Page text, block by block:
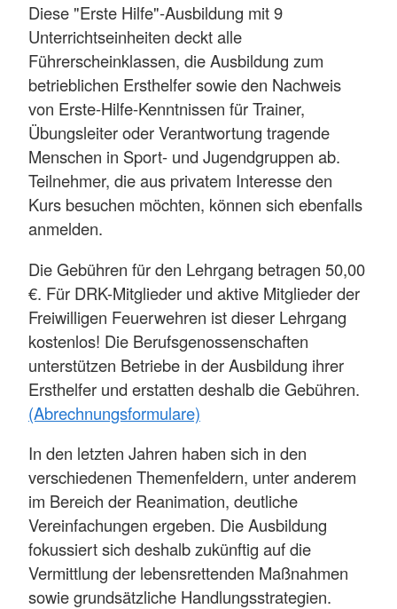
Diese "Erste Hilfe"-Ausbildung mit 9
Unterrichtseinheiten deckt alle
Führerscheinklassen, die Ausbildung zum
betrieblichen Ersthelfer sowie den Nachweis
von Erste-Hilfe-Kenntnissen für Trainer,
Übungsleiter oder Verantwortung tragende
Menschen in Sport- und Jugendgruppen ab.
Teilnehmer, die aus privatem Interesse den
Kurs besuchen möchten, können sich ebenfalls
anmelden.
Die Gebühren für den Lehrgang betragen 50,00
€. Für DRK-Mitglieder und aktive Mitglieder der
Freiwilligen Feuerwehren ist dieser Lehrgang
kostenlos! Die Berufsgenossenschaften
unterstützen Betriebe in der Ausbildung ihrer
Ersthelfer und erstatten deshalb die Gebühren.
(Abrechnungsformulare)
In den letzten Jahren haben sich in den
verschiedenen Themenfeldern, unter anderem
im Bereich der Reanimation, deutliche
Vereinfachungen ergeben. Die Ausbildung
fokussiert sich deshalb zukünftig auf die
Vermittlung der lebensrettenden Maßnahmen
sowie grundsätzliche Handlungsstrategien.